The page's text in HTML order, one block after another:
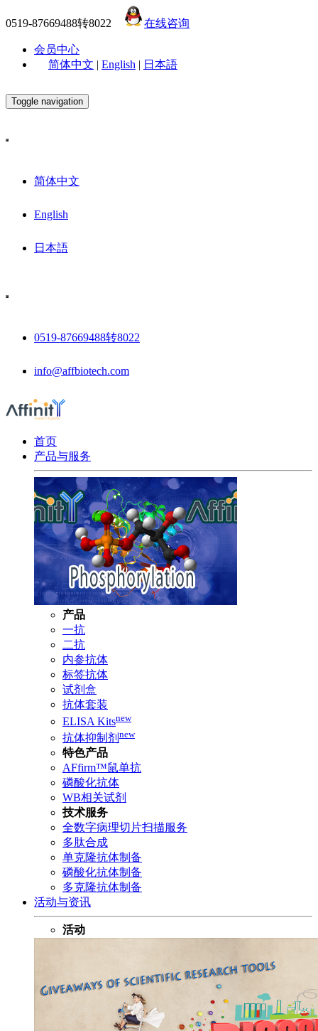
0519-87669488转8022 在线咨询
会员中心
简体中文 | English | 日本語
Toggle navigation
简体中文
English
日本語
0519-87669488转8022
info@affbiotech.com
首页
产品与服务
产品
一抗
二抗
内参抗体
标签抗体
试剂盒
抗体套装
ELISA Kitsnew
抗体抑制剂 new
特色产品
AFfirm™鼠单抗
磷酸化抗体
WB相关试剂
技术服务
全数字病理切片扫描服务
多肽合成
单克隆抗体制备
磷酸化抗体制备
多克隆抗体制备
活动与资讯
活动